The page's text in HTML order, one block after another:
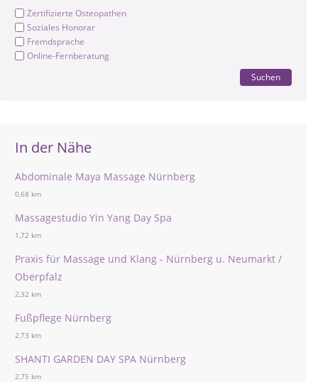
Zertifizierte Osteopathen
Soziales Honorar
Fremdsprache
Online-Fernberatung
Suchen
In der Nähe
Abdominale Maya Massage Nürnberg
0,68 km
Massagestudio Yin Yang Day Spa
1,72 km
Praxis für Massage und Klang - Nürnberg u. Neumarkt /
Oberpfalz
2,32 km
Fußpflege Nürnberg
2,73 km
SHANTI GARDEN DAY SPA Nürnberg
2,75 km